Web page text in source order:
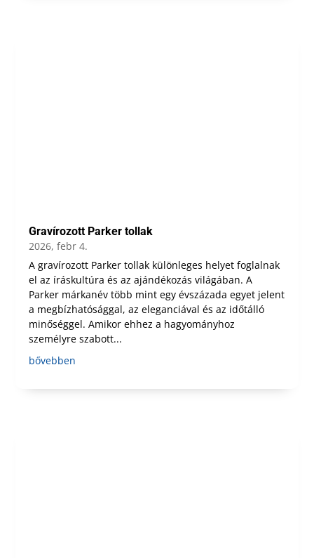
Gravírozott Parker tollak
2026, febr 4.
A gravírozott Parker tollak különleges helyet foglalnak
el az íráskultúra és az ajándékozás világában. A
Parker márkanév több mint egy évszázada egyet jelent
a megbízhatósággal, az eleganciával és az időtálló
minőséggel. Amikor ehhez a hagyományhoz
személyre szabott...
bővebben